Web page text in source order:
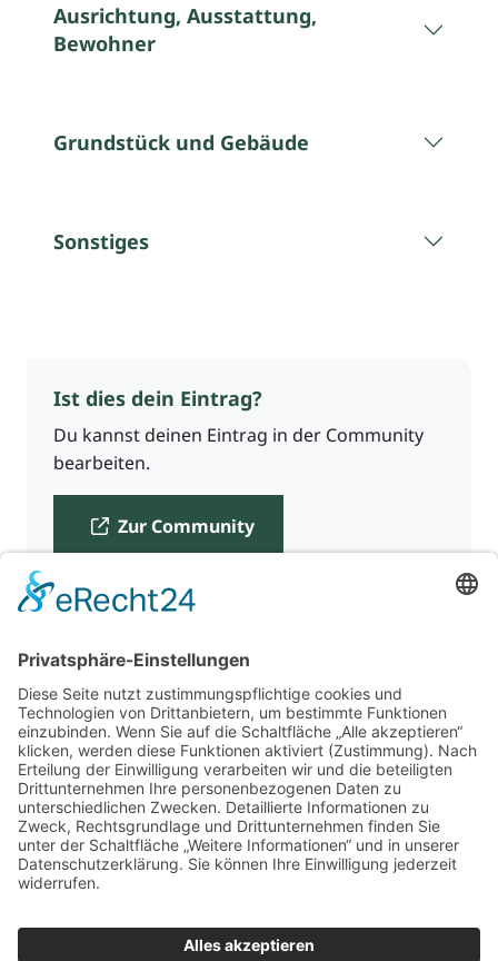
Ausrichtung, Ausstattung,
Bewohner
Grundstück und Gebäude
Sonstiges
Ist dies dein Eintrag?
Du kannst deinen Eintrag in der Community
bearbeiten.
Zur Community
Für Beratende
Kontakt
Über uns